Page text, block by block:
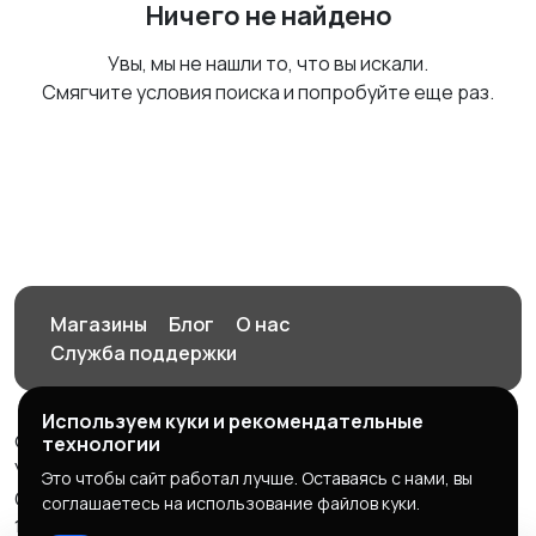
Ничего не найдено
Увы, мы не нашли то, что вы искали.
Смягчите условия поиска и попробуйте еще раз.
Магазины Блог
О нас
Служба поддержки
© 2026 Орен-АЙ - Авто | Недвижимость | Работа |
Услуги
Создал Карусов Е.С ООО "ЦПК" ИНН 5609203278 ОГРН
1235600008841
Используем куки и рекомендательные
технологии
Это чтобы сайт работал лучше. Оставаясь с нами, вы
соглашаетесь на использование файлов куки.